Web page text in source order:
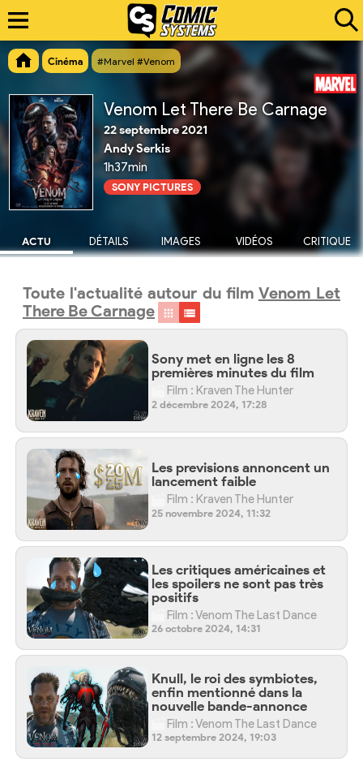
Cinéma #Marvel #Venom
Venom Let There Be Carnage
22 septembre 2021
Andy Serkis
1h37min
SONY PICTURES
ACTU DÉTAILS IMAGES VIDÉOS CRITIQUE
Toute l'actualité autour du film Venom Let
There Be Carnage
Sony met en ligne les 8
premières minutes du film
Film : Kraven The Hunter
2 décembre 2024, 17:28
Les previsions annoncent un
lancement faible
Film : Kraven The Hunter
25 novembre 2024, 11:32
Les critiques américaines et
les spoilers ne sont pas très
positifs
Film : Venom The Last Dance
26 octobre 2024, 14:31
Knull, le roi des symbiotes,
enfin mentionné dans la
nouvelle bande-annonce
Film : Venom The Last Dance
12 septembre 2024, 19:03